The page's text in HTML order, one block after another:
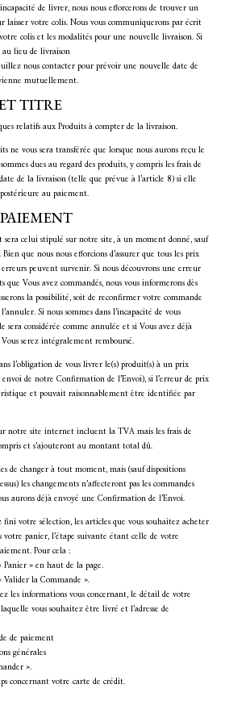
de livrer, nous nous efforcerons de trouver un
laisser votre colis. Nous vous communiquerons par écrit
colis et les modalités pour une nouvelle livraison. Si
au lieu de livraison
nous contacter pour prévoir une nouvelle date de
mutuellement.
TITRE
relatifs aux Produits à compter de la livraison.
ne vous sera transférée que lorsque nous aurons reçu le
dues au regard des produits, y compris les frais de
de la livraison (telle que prévue à l’article 8) si elle
au paiement.
celui stipulé sur notre site, à un moment donné, sauf
Bien que nous nous efforcions d’assurer que tous les prix
erreurs peuvent survenir. Si nous découvrons une erreur
que Vous avez commandés, nous vous informerons dès
la possibilité, soit de reconfirmer votre commande
Si nous sommes dans l’incapacité de vous
sera considérée comme annulée et si Vous avez déjà
serez intégralement remboursé.
l’obligation de vous livrer le(s) produit(s) à un prix
de notre Confirmation de l’Envoi), si l’erreur de prix
et pouvait raisonnablement être identifiée par
notre site internet incluent la TVA mais les frais de
et s’ajouteront au montant total dû.
de changer à tout moment, mais (sauf dispositions
les changements n’affecteront pas les commandes
aurons déjà envoyé une Confirmation de l’Envoi.
fini votre sélection, les articles que vous souhaitez acheter
votre panier, l’étape suivante étant celle de votre
Pour cela :
Panier » en haut de la page.
Valider la Commande ».
les informations vous concernant, le détail de votre
vous souhaitez être livré et l’adresse de
de paiement
générales
».
concernant votre carte de crédit.